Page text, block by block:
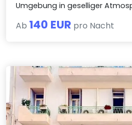
Umgebung in geselliger
Ab 140 EUR pro Nacht